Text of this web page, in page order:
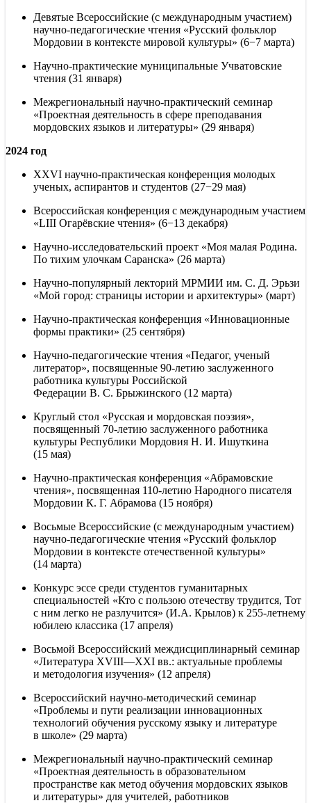
Девятые Всероссийские (с международным участием)
научно-педагогические чтения «Русский фольклор
Мордовии в контексте мировой культуры» (6−7 марта)
Научно-практические муниципальные Учватовские
чтения (31 января)
Межрегиональный научно-практический семинар
«Проектная деятельность в сфере преподавания
мордовских языков и литературы» (29 января)
2024 год
XXVI научно-практическая конференция молодых
ученых, аспирантов и студентов (27−29 мая)
Всероссийская конференция с международным участием
«LIII Огарёвские чтения» (6−13 декабря)
Научно-исследовательский проект «Моя малая Родина.
По тихим улочкам Саранска» (26 марта)
Научно-популярный лекторий МРМИИ им. С. Д. Эрьзи
«Мой город: страницы истории и архитектуры» (март)
Научно-практическая конференция «Инновационные
формы практики» (25 сентября)
Научно-педагогические чтения «Педагог, ученый
литератор», посвященные 90-летию заслуженного
работника культуры Российской
Федерации В. С. Брыжинского (12 марта)
Круглый стол «Русская и мордовская поэзия»,
посвященный 70-летию заслуженного работника
культуры Республики Мордовия Н. И. Ишуткина
(15 мая)
Научно-практическая конференция «Абрамовские
чтения», посвященная 110-летию Народного писателя
Мордовии К. Г. Абрамова (15 ноября)
Восьмые Всероссийские (с международным участием)
научно-педагогические чтения «Русский фольклор
Мордовии в контексте отечественной культуры»
(14 марта)
Конкурс эссе среди студентов гуманитарных
специальностей «Кто с пользою отечеству трудится, Тот
с ним легко не разлучится» (И.А. Крылов) к 255-летнему
юбилею классика (17 апреля)
Восьмой Всероссийский междисциплинарный семинар
«Литература XVIII—XXI вв.: актуальные проблемы
и методология изучения» (12 апреля)
Всероссийский научно-методический семинар
«Проблемы и пути реализации инновационных
технологий обучения русскому языку и литературе
в школе» (29 марта)
Межрегиональный научно-практический семинар
«Проектная деятельность в образовательном
пространстве как метод обучения мордовских языков
и литературы» для учителей, работников